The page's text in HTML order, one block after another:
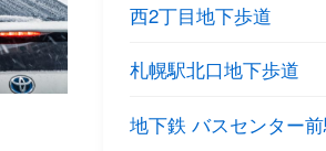
西2丁目地下歩道
札幌駅北口地下歩道
地下鉄 バスセンター